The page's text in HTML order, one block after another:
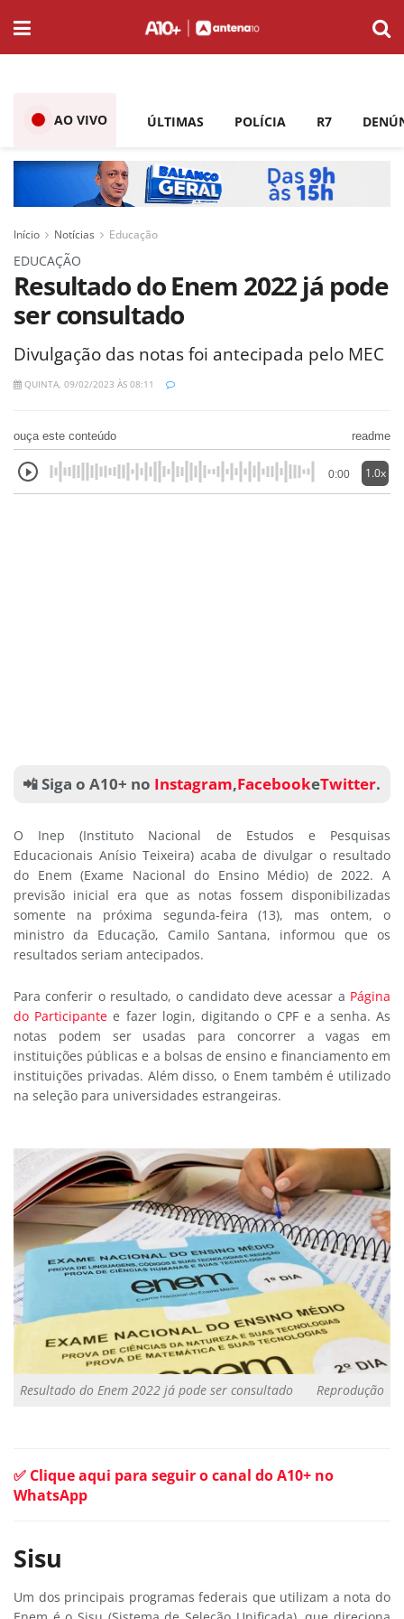
AO VIVO ÚLTIMAS POLÍCIA R7
Início Notícias Educação
EDUCAÇÃO
Resultado do Enem 2022 já pode
ser consultado
Divulgação das notas foi antecipada pelo MEC
QUINTA, 09/02/2023 ÀS 08:11
ouça este conteúdo readme
0:00 1.0x
📲 Siga o A10+ no Instagram,FacebookeTwitter.
O Inep (Instituto Nacional de Estudos e Pesquisas
Educacionais Anísio Teixeira) acaba de divulgar o resultado
do Enem (Exame Nacional do Ensino Médio) de 2022. A
previsão inicial era que as notas fossem disponibilizadas
somente na próxima segunda-feira (13), mas ontem, o
ministro da Educação, Camilo Santana, informou que os
resultados seriam antecipados.
Para conferir o resultado, o candidato deve acessar a Página
do Participante e fazer login, digitando o CPF e a senha. As
notas podem ser usadas para concorrer a vagas em
instituições públicas e a bolsas de ensino e financiamento em
instituições privadas. Além disso, o Enem também é utilizado
na seleção para universidades estrangeiras.
Resultado do Enem 2022 já pode ser consultado Reprodução
✅ Clique aqui para seguir o canal do A10+ no
WhatsApp
Sisu
Um dos principais programas federais que utilizam a nota do